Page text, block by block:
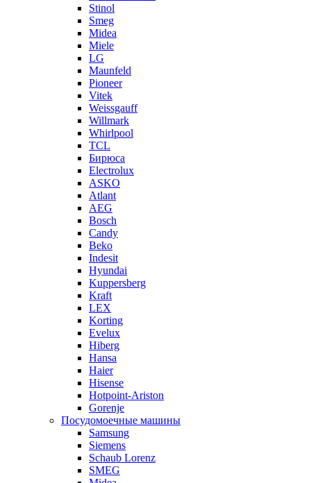
Stinol
Smeg
Midea
Miele
LG
Maunfeld
Pioneer
Vitek
Weissgauff
Willmark
Whirlpool
TCL
Бирюса
Electrolux
ASKO
Atlant
AEG
Bosch
Candy
Beko
Indesit
Hyundai
Kuppersberg
Kraft
LEX
Korting
Evelux
Hiberg
Hansa
Haier
Hisense
Hotpoint-Ariston
Gorenje
Посудомоечные машины
Samsung
Siemens
Schaub Lorenz
SMEG